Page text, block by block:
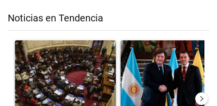
Noticias en Tendencia
Este listado muestra los artículos con más comentarios en los
Un artículo de tendencia con el título "El Senado dio media sanción
Un artículo de tendencia con el